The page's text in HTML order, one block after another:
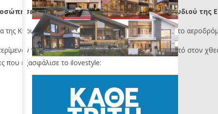
την Κύπρο στον 70ο διαγωνισμό τραγουδιού της
Κυριακής, 17 Μαΐου και έτυχε θερμής υποδοχής στο
την Antigoni που έδωσε τον καλύτερό της εαυτό στον
που εξασφάλισε το ilovestyle: